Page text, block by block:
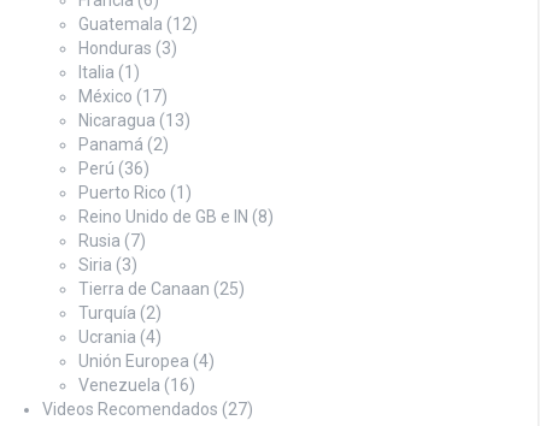
Guatemala (12)
Honduras (3)
Italia (1)
México (17)
Nicaragua (13)
Panamá (2)
Perú (36)
Puerto Rico (1)
Reino Unido de GB e IN (8)
Rusia (7)
Siria (3)
Tierra de Canaan (25)
Turquía (2)
Ucrania (4)
Unión Europea (4)
Venezuela (16)
Videos Recomendados (27)